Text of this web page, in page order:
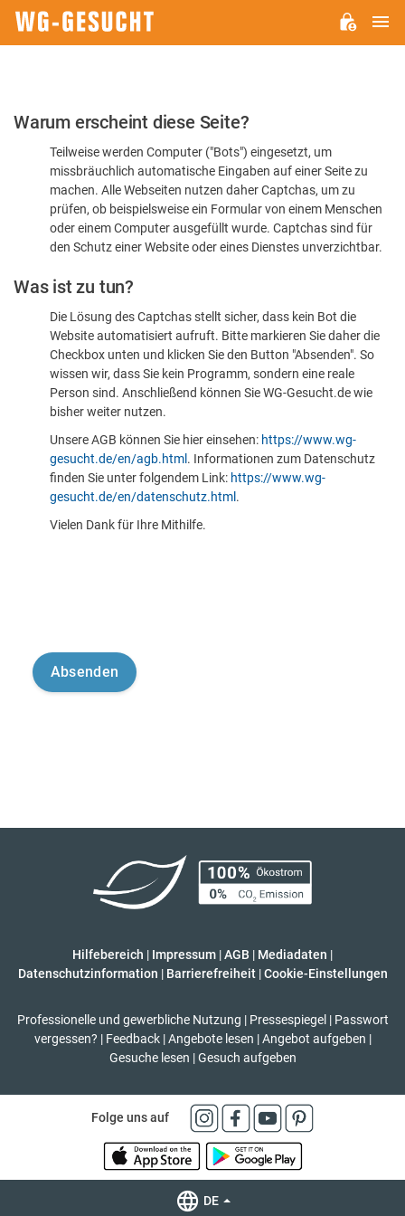
Bitte
dass
sind
Warum erscheint diese Seite?
Teilweise werden Computer ("Bots") eingesetzt, um
missbräuchlich automatische Eingaben auf einer Seite zu
machen. Alle Webseiten nutzen daher Captchas, um zu
prüfen, ob beispielsweise ein Formular von einem Menschen
oder einem Computer ausgefüllt wurde. Captchas sind für
den Schutz einer Website oder eines Dienstes unverzichtbar.
Was ist zu tun?
Die Lösung des Captchas stellt sicher, dass kein Bot die
Website automatisiert aufruft. Bitte markieren Sie daher die
Checkbox unten und klicken Sie den Button "Absenden". So
wissen wir, dass Sie kein Programm, sondern eine reale
Person sind. Anschließend können Sie WG-Gesucht.de wie
bisher weiter nutzen.
Unsere AGB können Sie hier einsehen: https://www.wg-
gesucht.de/en/agb.html . Informationen zum Datenschutz
finden Sie unter folgendem Link: https://www.wg-
gesucht.de/en/datenschutz.html .
Vielen Dank für Ihre Mithilfe.
Hilfebereich | Impressum |AGB | Mediadaten |
Datenschutzinformation | Barrierefreiheit | Cookie-Einstellungen
Professionelle und gewerbliche Nutzung | Pressespiegel | Passwort
vergessen? | Feedback | Angebote lesen | Angebot aufgeben |
Gesuche lesen | Gesuch aufgeben
Folge uns auf
DE